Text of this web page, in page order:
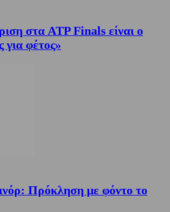
στα ATP Finals είναι ο
για φέτος»
Πρόκληση με φόντο το